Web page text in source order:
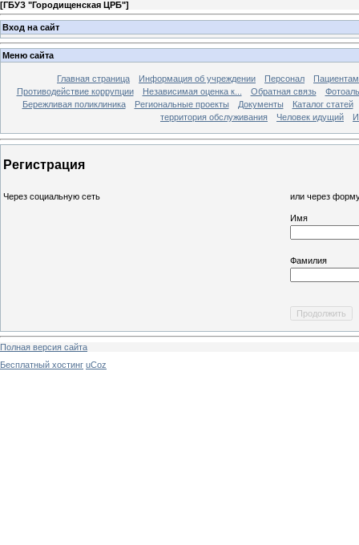
[ГБУЗ "Городищенская ЦРБ"]
Вход на сайт
Меню сайта
Главная страница Информация об учреждении Персонал
Пациентам
Противодействие коррупции
Независимая оценка к... Обратная связь
Бережливая поликлиника
Региональные проекты Документы
Каталог статей
территория обслуживания
Человек идущий
Регистрация
Через социальную сеть или через
Имя
Фамилия
Полная версия сайта
Бесплатный хостинг uCoz